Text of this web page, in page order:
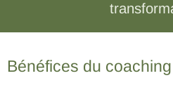
Bénéfices du coaching